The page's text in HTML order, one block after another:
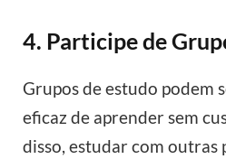
4. Participe de
Grupos de estudo podem
eficaz de aprender sem
disso, estudar com outras